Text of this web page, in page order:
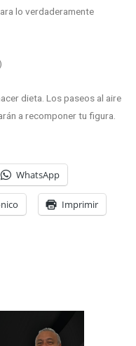
lo verdaderamente
dieta. Los paseos al aire
a recomponer tu figura.
WhatsApp
Imprimir